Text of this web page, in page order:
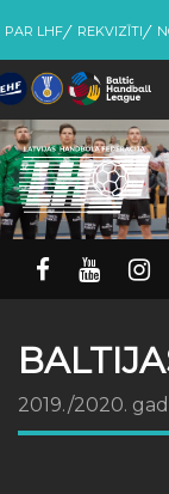
PAR LHF REKVIZĪTI
2019./2020.